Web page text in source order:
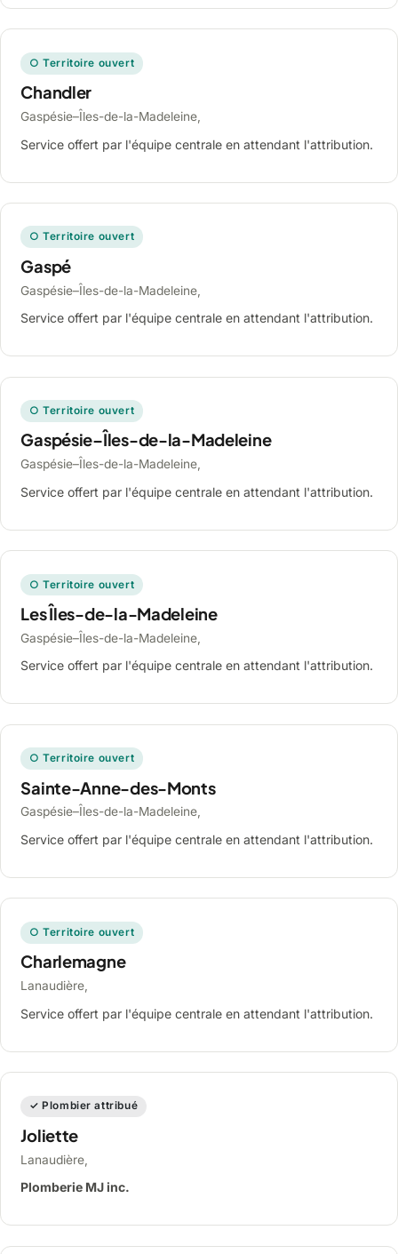
○ Territoire ouvert
Chandler
Gaspésie–Îles-de-la-Madeleine,
Service offert par l'équipe centrale en attendant l'attribution.
○ Territoire ouvert
Gaspé
Gaspésie–Îles-de-la-Madeleine,
Service offert par l'équipe centrale en attendant l'attribution.
○ Territoire ouvert
Gaspésie–Îles-de-la-Madeleine
Gaspésie–Îles-de-la-Madeleine,
Service offert par l'équipe centrale en attendant l'attribution.
○ Territoire ouvert
Les Îles-de-la-Madeleine
Gaspésie–Îles-de-la-Madeleine,
Service offert par l'équipe centrale en attendant l'attribution.
○ Territoire ouvert
Sainte-Anne-des-Monts
Gaspésie–Îles-de-la-Madeleine,
Service offert par l'équipe centrale en attendant l'attribution.
○ Territoire ouvert
Charlemagne
Lanaudière,
Service offert par l'équipe centrale en attendant l'attribution.
✓ Plombier attribué
Joliette
Lanaudière,
Plomberie MJ inc.